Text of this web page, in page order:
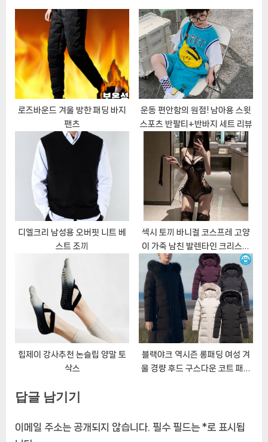
션
s
o
t
:
o
s
t
:
로즈바운드 겨울 방한 패딩 바지
팬츠
운동 편안함의 원점! 남아용 스윗
스포츠 반팔티+반바지 세트 리뷰
디엘크리 남성용 오버핏 니트 베
스트 조끼
섹시 토끼 바니걸 코스프레 고양
이 가죽 남친 발렌타인 크리스마
스 선물
힙제이 강사추천 논슬립 양말 토
삭스
블랙야크 역시즌 롱패딩 여성 겨
울 경량 후드 구스다운 코트 패딩
답글 남기기
이메일 주소는 공개되지 않습니다. 필수 필드는 *로 표시됩